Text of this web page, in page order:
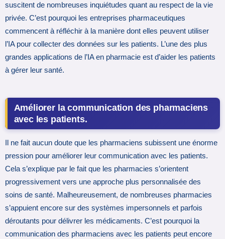
suscitent de nombreuses inquiétudes quant au respect de la vie
privée. C’est pourquoi les entreprises pharmaceutiques
commencent à réfléchir à la manière dont elles peuvent utiliser
l’IA pour collecter des données sur les patients. L’une des plus
grandes applications de l’IA en pharmacie est d’aider les patients
à gérer leur santé.
Améliorer la communication des pharmaciens
avec les patients.
Il ne fait aucun doute que les pharmaciens subissent une énorme
pression pour améliorer leur communication avec les patients.
Cela s’explique par le fait que les pharmacies s’orientent
progressivement vers une approche plus personnalisée des
soins de santé. Malheureusement, de nombreuses pharmacies
s’appuient encore sur des systèmes impersonnels et parfois
déroutants pour délivrer les médicaments. C’est pourquoi la
communication des pharmaciens avec les patients peut encore